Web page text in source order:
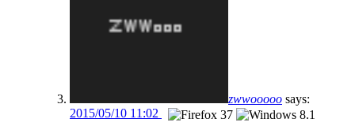
zwwooooo says:
2015/05/10 11:02